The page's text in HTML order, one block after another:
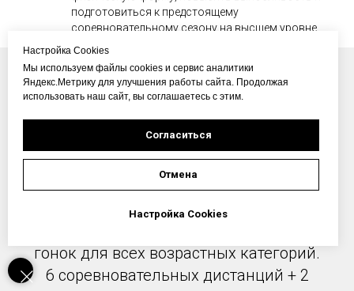
подготовиться к предстоящему
соревновательному сезону на высшем уровне.
МЕЖДУНАРОДНЫЕ
СОРЕВНОВАНИЯ ПО
СПИДСКЕЙТИНГУ
гонок для всех возрастных категорий.
6 соревновательных дистанций + 2
Настройка Cookies
Мы используем файлы cookies и сервис аналитики
Яндекс.Метрику для улучшения работы сайта. Продолжая
использовать наш сайт, вы соглашаетесь с этим.
Согласиться
Отмена
Настройка Cookies